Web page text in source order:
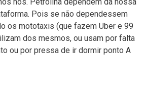
nós. Petrolina dependem da nossa
Pois se não dependessem
os mototaxis (que fazem Uber e 99
dos mesmos, ou usam por falta
ou por pressa de ir dormir ponto A